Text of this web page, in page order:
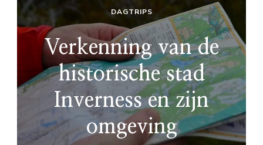
DAGTRIPS
Verkenning van de
historische stad
Inverness en zijn
omgeving